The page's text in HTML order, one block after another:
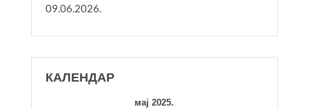
09.06.2026.
КАЛЕНДАР
мај 2025.